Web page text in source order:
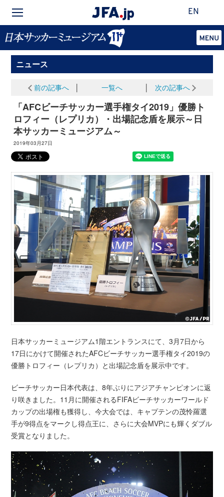
EN
ニュース
前の記事へ 一覧へ 次の記事へ
「AFCビーチサッカー選手権タイ2019」優勝ト
ロフィー（レプリカ）・出場記念盾を展示～日
本サッカーミュージアム～
2019年03月27日
日本サッカーミュージアム1階エントランスにて、3月7日から
17日にかけて開催されたAFCビーチサッカー選手権タイ2019の
優勝トロフィー（レプリカ）と出場記念盾を展示中です。
ビーチサッカー日本代表は、8年ぶりにアジアチャンピオンに返
り咲きました。11月に開催されるFIFAビーチサッカーワールド
カップの出場権も獲得し、今大会では、キャプテンの茂怜羅選
手が9得点をマークし得点王に、さらに大会MVPにも輝くダブル
受賞となりました。